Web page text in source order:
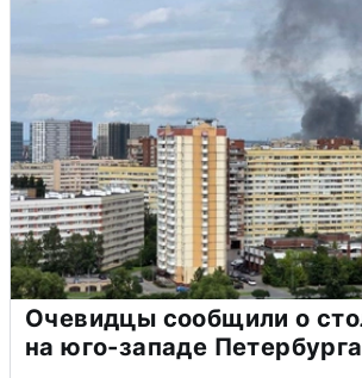
Очевидцы сообщили о
на юго-западе Петербурга